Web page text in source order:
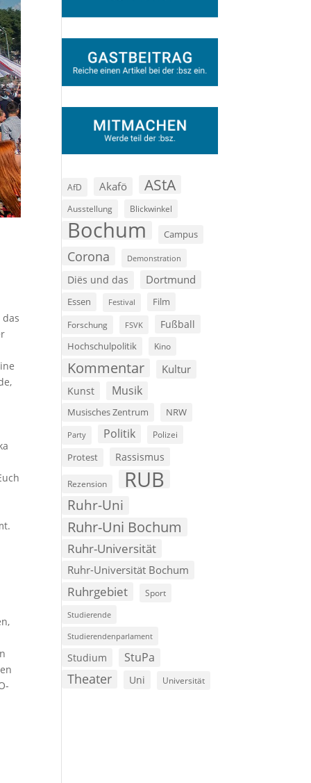
AfD Akafö AStA
Ausstellung Blickwinkel
Bochum Campus
Corona Demonstration
Diës und das Dortmund
Essen Festival Film
Forschung FSVK Fußball
Hochschulpolitik Kino
Kommentar Kultur
Kunst Musik
Musisches Zentrum NRW
Party Politik Polizei
Protest Rassismus
Rezension RUB
Ruhr-Uni
Ruhr-Uni Bochum
Ruhr-Universität
Ruhr-Universität Bochum
Ruhrgebiet Sport
Studierende
Studierendenparlament
Studium StuPa
Theater Uni Universität